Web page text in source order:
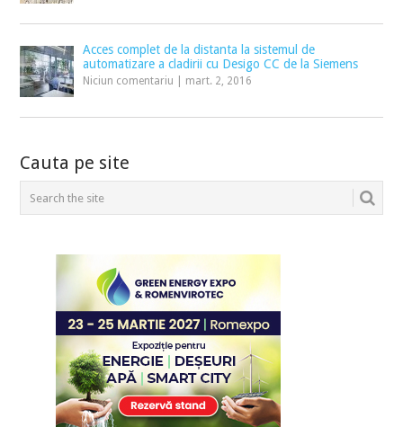
Acces complet de la distanta la sistemul de
automatizare a cladirii cu Desigo CC de la Siemens
Niciun comentariu mart. 2, 2016
Cauta pe site